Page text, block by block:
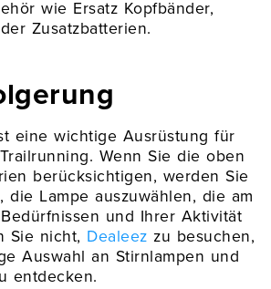
wie Ersatz Kopfbänder,
Zusatzbatterien.
eine wichtige Ausrüstung für
Wenn Sie die oben
berücksichtigen, werden Sie
die Lampe auszuwählen, die am
und Ihrer Aktivität
Sie nicht, Dealeez zu besuchen,
Auswahl an Stirnlampen und
entdecken.